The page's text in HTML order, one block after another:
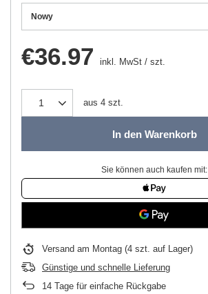
Nowy
€36.97 inkl. MwSt / szt.
aus 4 szt.
In den Warenkorb
Sie können auch kaufen mit:
Versand am Montag (4 szt. auf Lager)
Günstige und schnelle Lieferung
14 Tage für einfache Rückgabe